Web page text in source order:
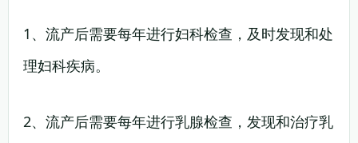
1、流产后需要每年进行妇科检查，及时发现和处
理妇科疾病。
2、流产后需要每年进行乳腺检查，发现和治疗乳